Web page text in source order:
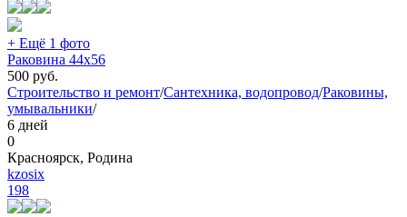
+ Ещё 1 фото
Раковина 44х56
500 руб.
Строительство и ремонт/Сантехника, водопровод/Раковины,
умывальники/
6 дней
0
Красноярск, Родина
kzosix
198